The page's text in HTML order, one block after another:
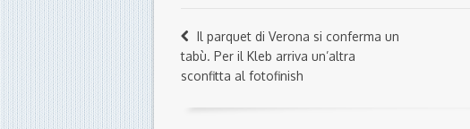
Il parquet di Verona si conferma un
tabù. Per il Kleb arriva un’altra
sconfitta al fotofinish